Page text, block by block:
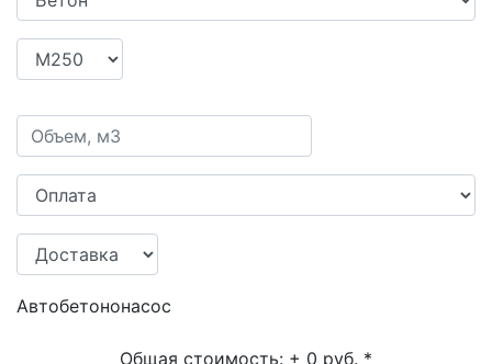
Автобетононасос
Общая стоимость: + 0 руб. *